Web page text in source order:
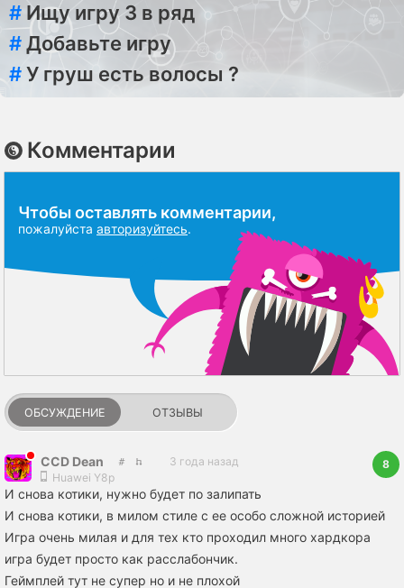
# Ищу игру 3 в ряд
#Добавьте игру
#У груш есть волосы ?
Комментарии
Чтобы оставлять комментарии,
пожалуйста авторизуйтесь.
ОБСУЖДЕНИЕ ОТЗЫВЫ
CCD Dean
3 года назад
Huawei Y8p
8
И снова котики, нужно будет по залипать
И снова котики, в милом стиле с ее особо сложной историей
Игра очень милая и для тех кто проходил много хардкора
игра будет просто как расслабончик.
Геймплей тут не супер но и не плохой